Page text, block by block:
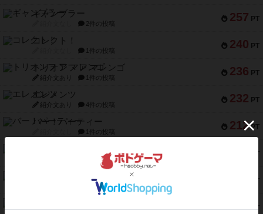
257 PT
ギャンブラー
2件の投稿
240 PT
コレクト！
1件の投稿
236 PT
トリオンフ ア マレンゴ
紹介文あり 1件の投稿
232 PT
エレメンツ
紹介文あり 4件の投稿
212 PT
バー！パーティー
1件の投稿
PT
1件の投稿
PT
1件の投稿
140 PT